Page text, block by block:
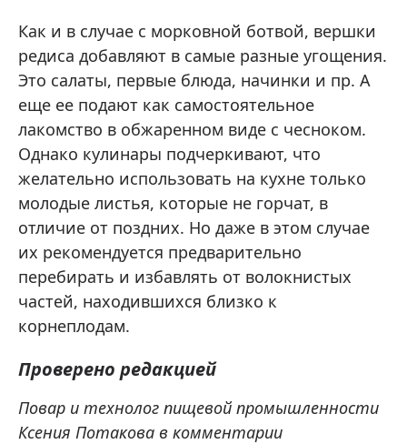
Как и в случае с морковной ботвой, вершки
редиса добавляют в самые разные угощения.
Это салаты, первые блюда, начинки и пр. А
еще ее подают как самостоятельное
лакомство в обжаренном виде с чесноком.
Однако кулинары подчеркивают, что
желательно использовать на кухне только
молодые листья, которые не горчат, в
отличие от поздних. Но даже в этом случае
их рекомендуется предварительно
перебирать и избавлять от волокнистых
частей, находившихся близко к
корнеплодам.
Проверено редакцией
Повар и технолог пищевой промышленности
Ксения Потакова в комментарии